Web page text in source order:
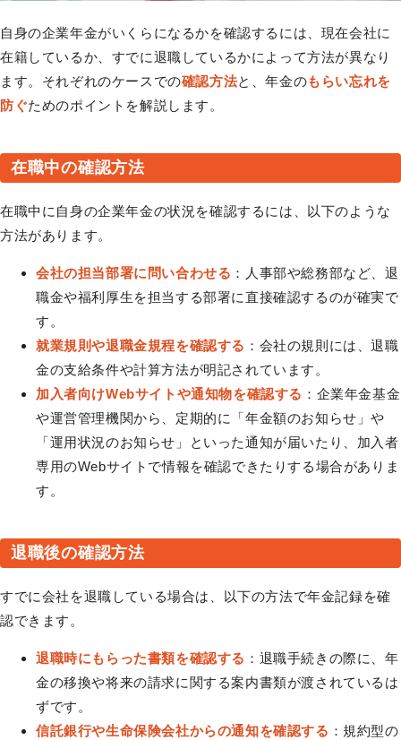
自身の企業年金がいくらになるかを確認するには、現在会社に
在籍しているか、すでに退職しているかによって方法が異なり
ます。それぞれのケースでの確認方法と、年金のもらい忘れを
防ぐためのポイントを解説します。
在職中の確認方法
在職中に自身の企業年金の状況を確認するには、以下のような
方法があります。
会社の担当部署に問い合わせる ：人事部や総務部など、退
職金や福利厚生を担当する部署に直接確認するのが確実で
す。
就業規則や退職金規程を確認する ：会社の規則には、退職
金の支給条件や計算方法が明記されています。
加入者向けWebサイトや通知物を確認する ：企業年金基金
や運営管理機関から、定期的に「年金額のお知らせ」や
「運用状況のお知らせ」といった通知が届いたり、加入者
専用のWebサイトで情報を確認できたりする場合がありま
す。
退職後の確認方法
すでに会社を退職している場合は、以下の方法で年金記録を確
認できます。
退職時にもらった書類を確認する ：退職手続きの際に、年
金の移換や将来の請求に関する案内書類が渡されているは
ずです。
信託銀行や生命保険会社からの通知を確認する ：規約型の